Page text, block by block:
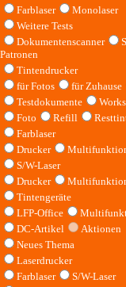
Farblaser
Monolaser
Weitere Tests
Dokumentenscanner
Patronen
Tintendrucker
für Fotos
für Zuhause
Testdokumente
Foto
Refill
Farblaser
Drucker
S/W-Laser
Drucker
Tintengeräte
LFP-Office
DC-Artikel
Aktionen
Neues Thema
Laserdrucker
Farblaser
S/W-Laser